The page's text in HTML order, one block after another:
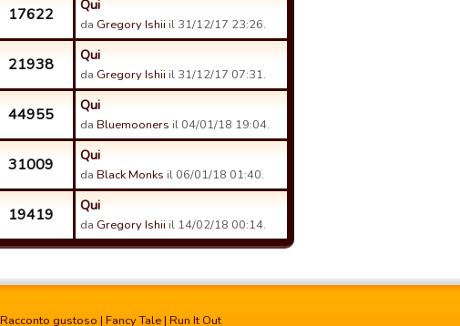
17622 Qui
da Gregory Ishii il 31/12/17 23:26.
21938 Qui
da Gregory Ishii il 31/12/17 07:31.
44955 Qui
da Bluemooners il 04/01/18 19:04.
31009 Qui
da Black Monks il 06/01/18 01:40.
19419 Qui
da Gregory Ishii il 14/02/18 00:14.
Racconto gustoso | Fancy Tale | Run It Out